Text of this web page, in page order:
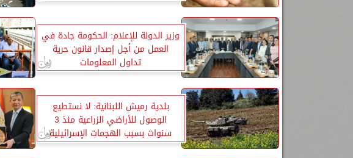
وزير الدولة للإعلام: الحكومة جادة في
العمل من أجل إصدار قانون حرية
تداول المعلومات
بلدية رميش اللبنانية: لا نستطيع
الوصول للأراضي الزراعية منذ 3
سنوات بسبب الهجمات الإسرائيلية